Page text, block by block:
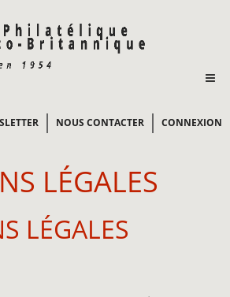
NOUS CONTACTER CONNEXION
LÉGALES
LÉGALES